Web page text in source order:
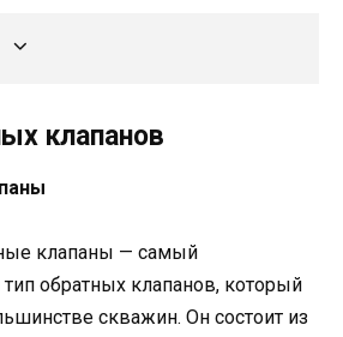
клапанов
клапаны — самый
обратных клапанов, который
скважин. Он состоит из